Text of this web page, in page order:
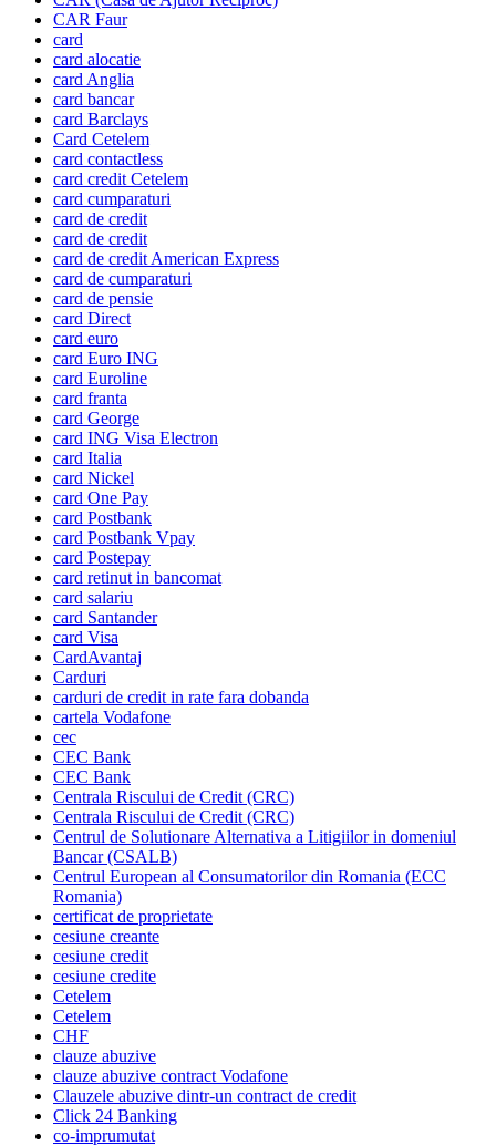
CAR Faur
card
card alocatie
card Anglia
card bancar
card Barclays
Card Cetelem
card contactless
card credit Cetelem
card cumparaturi
card de credit
card de credit
card de credit American Express
card de cumparaturi
card de pensie
card Direct
card euro
card Euro ING
card Euroline
card franta
card George
card ING Visa Electron
card Italia
card Nickel
card One Pay
card Postbank
card Postbank Vpay
card Postepay
card retinut in bancomat
card salariu
card Santander
card Visa
CardAvantaj
Carduri
carduri de credit in rate fara dobanda
cartela Vodafone
cec
CEC Bank
CEC Bank
Centrala Riscului de Credit (CRC)
Centrala Riscului de Credit (CRC)
Centrul de Solutionare Alternativa a Litigiilor in domeniul
Bancar (CSALB)
Centrul European al Consumatorilor din Romania (ECC
Romania)
certificat de proprietate
cesiune creante
cesiune credit
cesiune credite
Cetelem
Cetelem
CHF
clauze abuzive
clauze abuzive contract Vodafone
Clauzele abuzive dintr-un contract de credit
Click 24 Banking
co-imprumutat